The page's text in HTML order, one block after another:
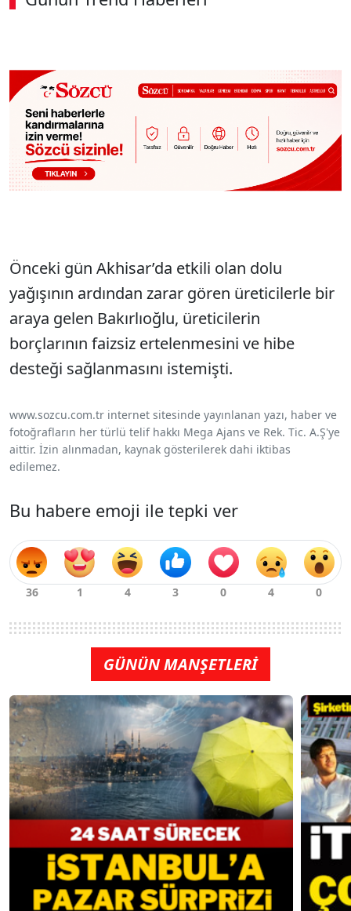
Önceki gün Akhisar’da etkili olan dolu
yağışının ardından zarar gören üreticilerle bir
araya gelen Bakırlıoğlu, üreticilerin
borçlarının faizsiz ertelenmesini ve hibe
desteği sağlanmasını istemişti.
www.sozcu.com.tr internet sitesinde yayınlanan yazı, haber ve
fotoğrafların her türlü telif hakkı Mega Ajans ve Rek. Tic. A.Ş'ye
aittir. İzin alınmadan, kaynak gösterilerek dahi iktibas
edilemez.
Bu habere emoji ile tepki ver
GÜNÜN MANŞETLERİ